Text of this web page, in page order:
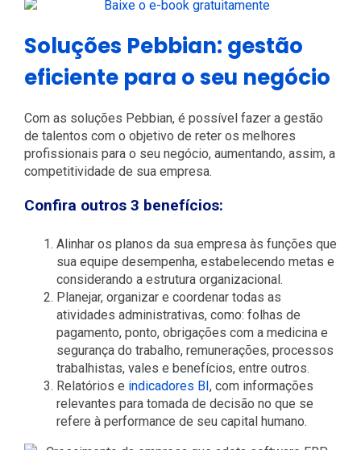
Soluções Pebbian: gestão
eficiente para o seu negócio
Com as soluções Pebbian, é possível fazer a gestão
de talentos com o objetivo de reter os melhores
profissionais para o seu negócio, aumentando, assim, a
competitividade de sua empresa.
Confira outros 3 benefícios:
Alinhar os planos da sua empresa às funções que
sua equipe desempenha, estabelecendo metas e
considerando a estrutura organizacional.
Planejar, organizar e coordenar todas as
atividades administrativas, como: folhas de
pagamento, ponto, obrigações com a medicina e
segurança do trabalho, remunerações, processos
trabalhistas, vales e benefícios, entre outros.
Relatórios e indicadores BI, com informações
relevantes para tomada de decisão no que se
refere à performance de seu capital humano.